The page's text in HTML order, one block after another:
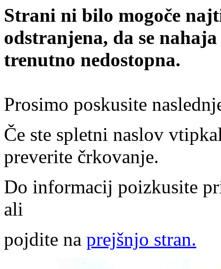
Strani ni bilo mogoče
odstranjena, da se
trenutno nedostopna.
Prosimo poskusite
Če ste spletni naslov
preverite črkovanje.
Do informacij poizkusite
ali
pojdite na prejšnjo stran.